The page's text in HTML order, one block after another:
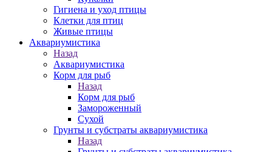
Гигиена и уход птицы
Клетки для птиц
Живые птицы
Аквариумистика
Назад
Аквариумистика
Корм для рыб
Назад
Корм для рыб
Замороженный
Сухой
Грунты и субстраты аквариумистика
Назад